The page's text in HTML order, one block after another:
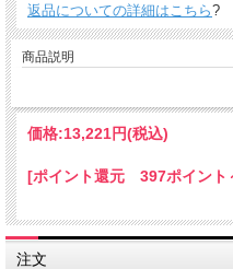
返品についての詳細はこちら?
商品説明
価格:13,221円(税込)
[ポイント還元 397ポイント
注文